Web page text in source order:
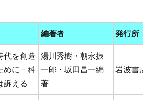
編著者 発行所
代を創造
めに－科
訴える
湯川秀樹・朝永振
一郎・坂田昌一編
著
岩波書